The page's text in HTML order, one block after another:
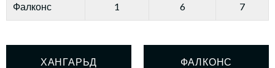
Фалконс 1 6 7
ХАНГАРЬД ФАЛКОНС